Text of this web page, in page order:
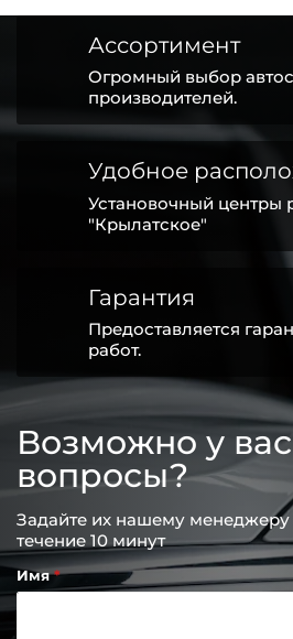
Ассортимент
Огромный выбор
производителей.
Удобное
Установочный центры
"Крылатское"
Гарантия
Предоставляется
работ.
Возможно у
вопросы?
Задайте их нашему менеджеру
течение 10 минут
Имя